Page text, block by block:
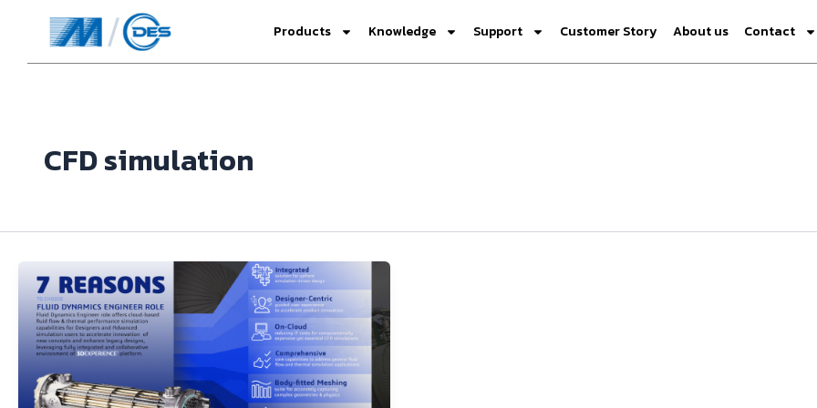
content
Products Knowledge Support Customer Story About us Contact
CFD simulation